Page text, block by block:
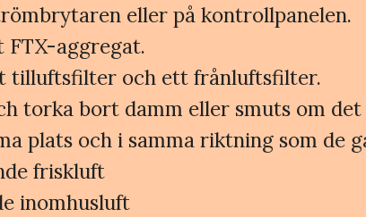
eller på kontrollpanelen.
FTX-aggregat.
tilluftsfilter och ett frånluftsfilter.
torka bort damm eller smuts om det
plats och i samma riktning som de
friskluft
inomhusluft